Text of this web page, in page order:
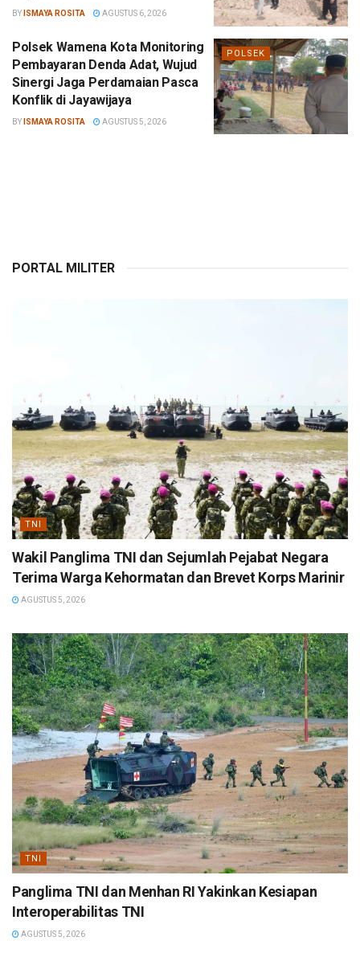
BY ISMAYA ROSITA AGUSTUS 6, 2026
POLSEK
Polsek Wamena Kota Monitoring
Pembayaran Denda Adat, Wujud
Sinergi Jaga Perdamaian Pasca
Konflik di Jayawijaya
BY ISMAYA ROSITA AGUSTUS 5, 2026
PORTAL MILITER
TNI
Wakil Panglima TNI dan Sejumlah Pejabat Negara
Terima Warga Kehormatan dan Brevet Korps Marinir
AGUSTUS 5, 2026
TNI
Panglima TNI dan Menhan RI Yakinkan Kesiapan
Interoperabilitas TNI
AGUSTUS 5, 2026